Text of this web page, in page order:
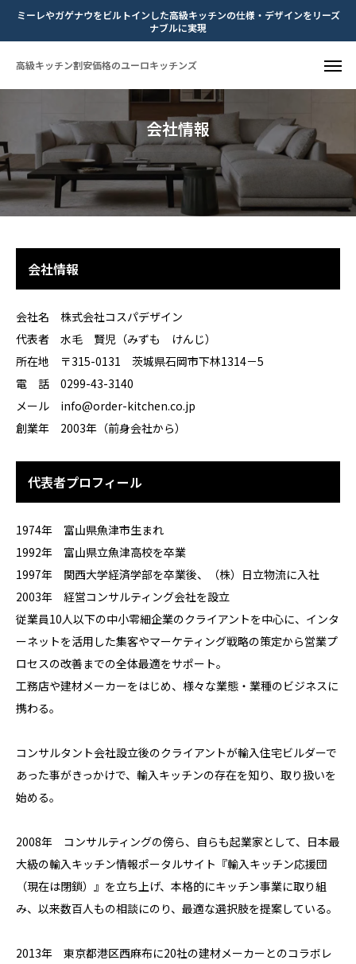
ミーレやガゲナウをビルトインした高級キッチンの仕様・デザインをリーズ
ナブルに実現
高級キッチン割安価格のユーロキッチンズ
会社情報
会社情報
会社名 株式会社コスパデザイン
代表者 水毛 賢児（みずも けんじ）
所在地 〒315-0131 茨城県石岡市下林1314－5
電 話 0299-43-3140
メール info@order-kitchen.co.jp
創業年 2003年（前身会社から）
代表者プロフィール
1974年 富山県魚津市生まれ
1992年 富山県立魚津高校を卒業
1997年 関西大学経済学部を卒業後、（株）日立物流に入社
2003年 経営コンサルティング会社を設立
従業員10人以下の中小零細企業のクライアントを中心に、インタ
ーネットを活用した集客やマーケティング戦略の策定から営業プ
ロセスの改善までの全体最適をサポート。
工務店や建材メーカーをはじめ、様々な業態・業種のビジネスに
携わる。
コンサルタント会社設立後のクライアントが輸入住宅ビルダーで
あった事がきっかけで、輸入キッチンの存在を知り、取り扱いを
始める。
2008年 コンサルティングの傍ら、自らも起業家として、日本最
大級の輸入キッチン情報ポータルサイト『輸入キッチン応援団
（現在は閉鎖）』を立ち上げ、本格的にキッチン事業に取り組
み、以来数百人もの相談にのり、最適な選択肢を提案している。
2013年 東京都港区西麻布に20社の建材メーカーとのコラボレ